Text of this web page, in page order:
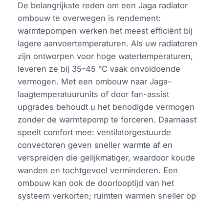
De belangrijkste reden om een Jaga radiator
ombouw te overwegen is rendement:
warmtepompen werken het meest efficiënt bij
lagere aanvoertemperaturen. Als uw radiatoren
zijn ontworpen voor hoge watertemperaturen,
leveren ze bij 35–45 °C vaak onvoldoende
vermogen. Met een ombouw naar Jaga-
laagtemperatuurunits of door fan-assist
upgrades behoudt u het benodigde vermogen
zonder de warmtepomp te forceren. Daarnaast
speelt comfort mee: ventilatorgestuurde
convectoren geven sneller warmte af en
verspreiden die gelijkmatiger, waardoor koude
wanden en tochtgevoel verminderen. Een
ombouw kan ook de doorlooptijd van het
systeem verkorten; ruimten warmen sneller op